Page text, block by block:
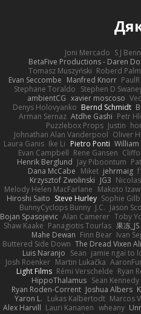
Joni Mercado S J
BetaFive Productions - Daren
Tomasz Muszyński Roberd Palm
Evan Seccombe Manfred Knorr PaulR
Stephane Toraldo Stephen D
ambientCG xavier moscoso
Denys Holovyanko Bernd Schmidt
Arman Sernaz Atdhe Gashi Petr
Puzzlebox Props Justin
Johnathan Alan Vanderpool Oliver
Laura Ganis Ike Li Pietro Ponti
Evan Campbell Rene Gansen
Henrik Berglund Jay Piboontum
Dana McCabe Miket jehrmaig
Krzysztof Zwolinski JG3
Melody Helen MacFarlane Makoto
Hiroshi Saito Steve Hurley Sophie
BunnyCyclops Bunny J.C. Jason
Bojan Spasojevic Alan Camerer Toby
Shaw Kaake Panagiotis Tourlas 果冻_JS
Mahe Dewan Finn Bear Ivan
Buttered Side Down The Dread Vixen
Luis Naranjo Sean jamie ngai to
Josh Roenker Martin Lukačka
Light Films Rémi Verschelde Ryan
HippoThalamus Sean Kennedy
Ryan Roden-Corrent Joshua Albers
Yaron L. Lukas Kalbertodt Marcos
Alex Harvill Lauri Kananen wheany